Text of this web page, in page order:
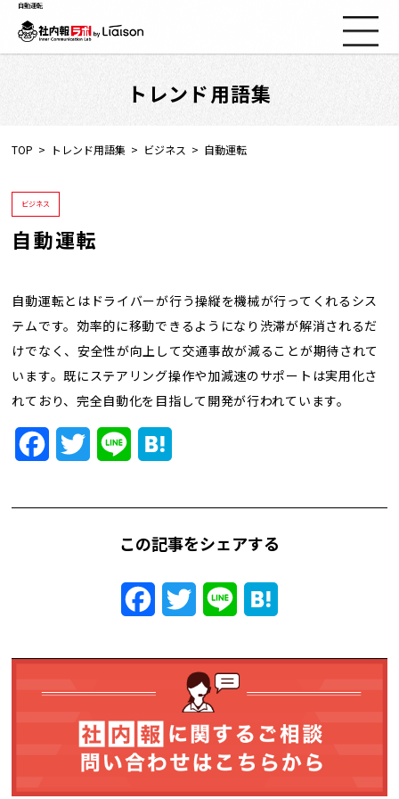
社内報ノウハウ
セミナー情報
資料コーナー
動画コーナー
支援実績
トレンド用語集
社長ブログ
自動運転
トレンド用語集
TOP トレンド用語集 ビジネス 自動運転
ビジネス
自動運転
自動運転とはドライバーが行う操縦を機械が行ってくれるシス
テムです。効率的に移動できるようになり渋滞が解消されるだ
けでなく、安全性が向上して交通事故が減ることが期待されて
います。既にステアリング操作や加減速のサポートは実用化さ
れており、完全自動化を目指して開発が行われています。
FacebookTwitter Line
この記事をシェアする
FacebookTwitter Line